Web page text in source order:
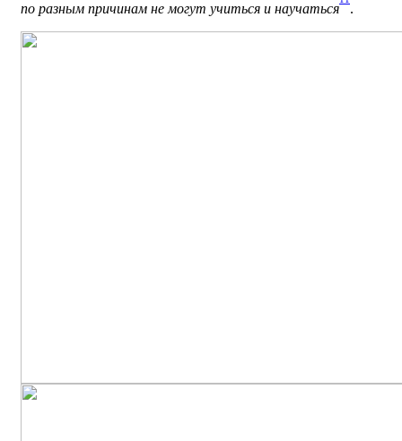
по разным причинам не могут учиться и научаться
.